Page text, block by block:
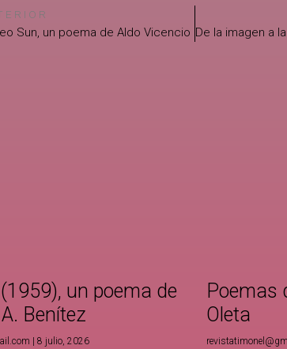
Sun, un poema de Aldo Vicencio
un poema de
Benítez
8 julio, 2026
Poemas
Oleta